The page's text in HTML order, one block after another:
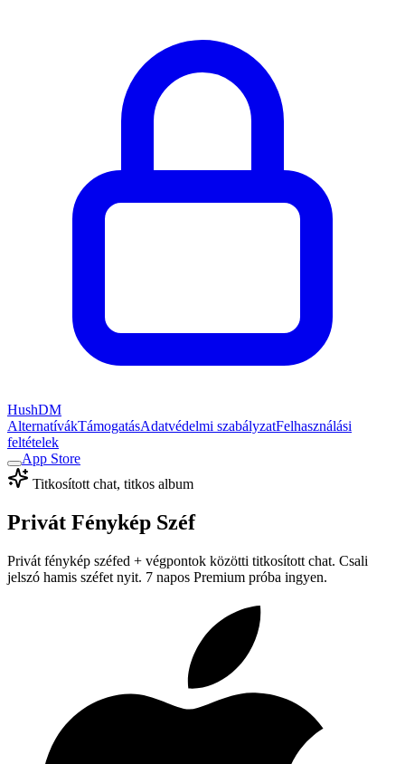
HushDM
AlternatívákTámogatásAdatvédelmi szabályzatFelhasználási
feltételek
App Store
Titkosított chat, titkos album
Privát Fénykép Széf
Privát fénykép széfed + végpontok közötti titkosított chat. Csali
jelszó hamis széfet nyit. 7 napos Premium próba ingyen.